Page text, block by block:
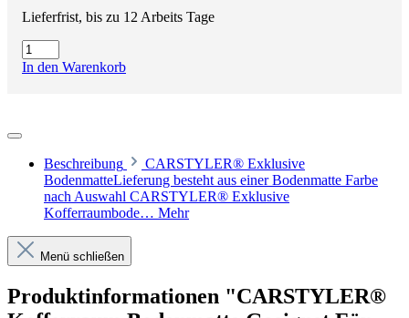
Lieferfrist, bis zu 12 Arbeits Tage
In den Warenkorb
Beschreibung
CARSTYLER® Exklusive
BodenmatteLieferung besteht aus einer Bodenmatte Farbe
nach Auswahl CARSTYLER® Exklusive
Kofferraumbode… Mehr
Menü schließen
Produktinformationen "CARSTYLER®